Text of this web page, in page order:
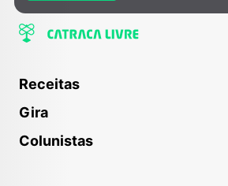
Receitas
Gira
Colunistas